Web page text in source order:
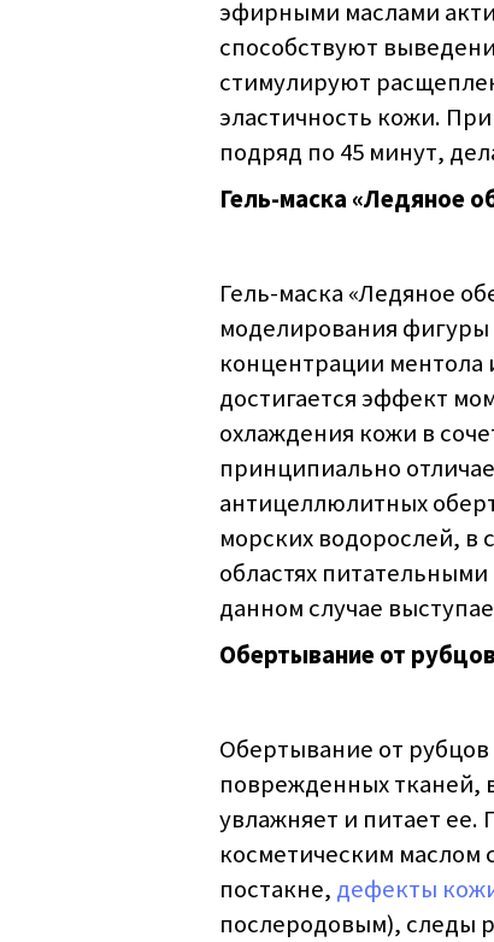
эфирными маслами
способствуют
стимулируют
эластичность кожи.
подряд по 45 минут,
Гель-маска «Ледяное
Гель-маска «Ледяное
моделирования фигуры
концентрации ментола
достигается эффект
охлаждения кожи в
принципиально
антицеллюлитных
морских водорослей,
областях
данном случае
Обертывание от
Обертывание от
поврежденных тканей,
увлажняет и питает
косметическим маслом
постакне, дефекты
послеродовым), следы